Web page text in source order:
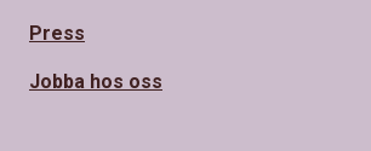
Press
Jobba hos oss